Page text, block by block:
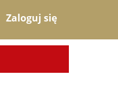
Zaloguj się